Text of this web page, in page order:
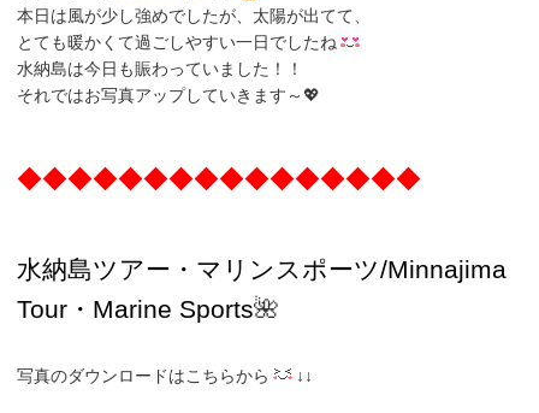
本日は風が少し強めでしたが、太陽が出てて、
とても暖かくて過ごしやすい一日でしたね
水納島は今日も賑わっていました！！
それではお写真アップしていきます～💖
◆◆◆◆◆◆◆◆◆◆◆◆◆◆◆◆
水納島ツアー・マリンスポーツ/Minnajima
Tour・Marine Sports🌺
写真のダウンロードはこちらから ↓↓